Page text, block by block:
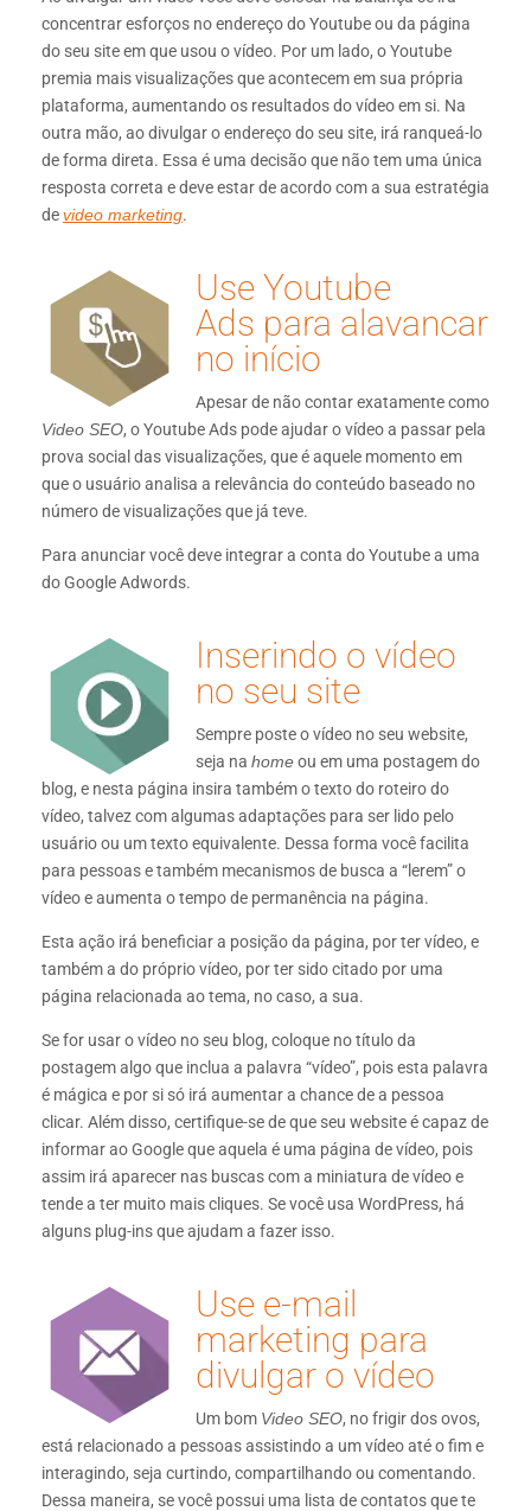
concentrar esforços no endereço do Youtube ou da página
do seu site em que usou o vídeo. Por um lado, o Youtube
premia mais visualizações que acontecem em sua própria
plataforma, aumentando os resultados do vídeo em si. Na
outra mão, ao divulgar o endereço do seu site, irá ranqueá-lo
de forma direta. Essa é uma decisão que não tem uma única
resposta correta e deve estar de acordo com a sua estratégia
devideo marketing.
Use Youtube
Ads para alavancar
no início
Apesar de não contar exatamente como
Video SEO, o Youtube Ads pode ajudar o vídeo a passar pela
prova social das visualizações, que é aquele momento em
que o usuário analisa a relevância do conteúdo baseado no
número de visualizações que já teve.
Para anunciar você deve integrar a conta do Youtube a uma
do Google Adwords.
Inserindo o vídeo
no seu site
Sempre poste o vídeo no seu website,
seja na homeou em uma postagem do
blog, e nesta página insira também o texto do roteiro do
vídeo, talvez com algumas adaptações para ser lido pelo
usuário ou um texto equivalente. Dessa forma você facilita
para pessoas e também mecanismos de busca a “lerem” o
vídeo e aumenta o tempo de permanência na página.
Esta ação irá beneficiar a posição da página, por ter vídeo, e
também a do próprio vídeo, por ter sido citado por uma
página relacionada ao tema, no caso, a sua.
Se for usar o vídeo no seu blog, coloque no título da
postagem algo que inclua a palavra “vídeo”, pois esta palavra
é mágica e por si só irá aumentar a chance de a pessoa
clicar. Além disso, certifique-se de que seu website é capaz de
informar ao Google que aquela é uma página de vídeo, pois
assim irá aparecer nas buscas com a miniatura de vídeo e
tende a ter muito mais cliques. Se você usa WordPress, há
alguns plug-ins que ajudam a fazer isso.
Use e-mail
marketing para
divulgar o vídeo
Um bom Video SEO, no frigir dos ovos,
está relacionado a pessoas assistindo a um vídeo até o fim e
interagindo, seja curtindo, compartilhando ou comentando.
Dessa maneira, se você possui uma lista de contatos que te